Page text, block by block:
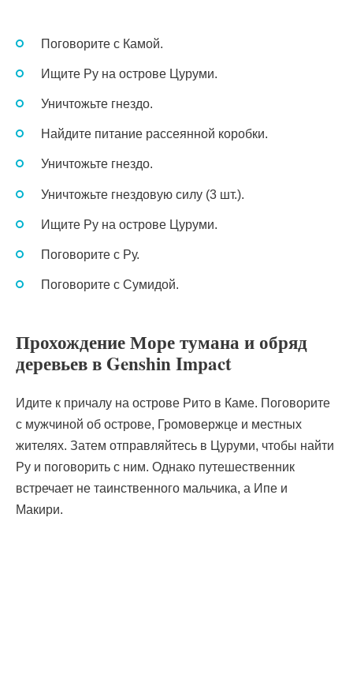
Поговорите с Камой.
Ищите Ру на острове Цуруми.
Уничтожьте гнездо.
Найдите питание рассеянной коробки.
Уничтожьте гнездо.
Уничтожьте гнездовую силу (3 шт.).
Ищите Ру на острове Цуруми.
Поговорите с Ру.
Поговорите с Сумидой.
Прохождение Море тумана и обряд
деревьев в Genshin Impact
Идите к причалу на острове Рито в Каме. Поговорите
с мужчиной об острове, Громовержце и местных
жителях. Затем отправляйтесь в Цуруми, чтобы найти
Ру и поговорить с ним. Однако путешественник
встречает не таинственного мальчика, а Ипе и
Макири.